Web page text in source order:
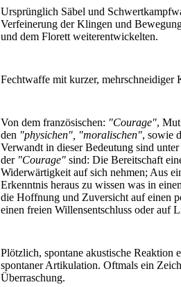
Ursprünglich Säbel und
Verfeinerung der Klingen und
und dem Florett weiterentwickelten.
Fechtwaffe mit kurzer, mehrschneidiger
Von dem französischen: "Courage",
den "physichen", "moralischen", sowie
Verwandt in dieser Bedeutung sind
der"Courage" sind: Die Bereitschaft
Widerwärtigkeit auf sich nehmen; Aus
Erkenntnis heraus zu wissen was in
die Hoffnung und Zuversicht auf einen
einen freien Willensentschluss oder auf
Plötzlich, spontane akustische Reaktion
spontaner Artikulation. Oftmals ein
Überraschung.